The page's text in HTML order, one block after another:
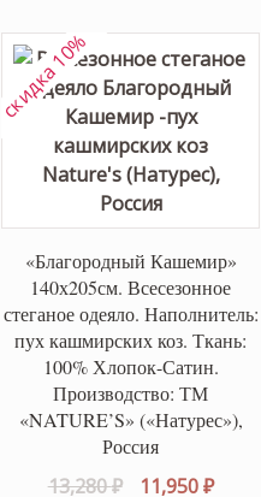
«Благородный Кашемир»
140х205см. Всесезонное
стеганое одеяло. Наполнитель:
пух кашмирских коз. Ткань:
100% Хлопок-Сатин.
Производство: ТМ
«NATURE’S» («Натурес»),
Россия
13,280₽ 11,950₽
скидка 10%